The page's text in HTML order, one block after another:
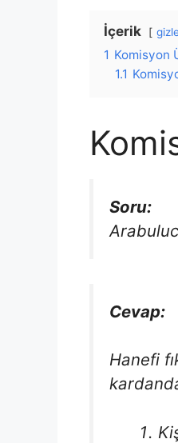
İçerik
1 Komisyon
1.1
Soru:
Cevap:
Hanefi